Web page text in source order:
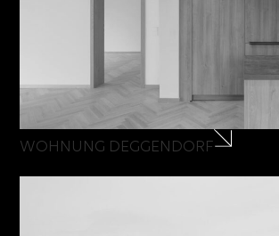
WOHNUNG DEGGENDORF